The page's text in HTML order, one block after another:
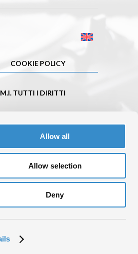
Allow all
Allow selection
Deny
COOKIE POLICY
TUTTI I DIRITTI
08288100962